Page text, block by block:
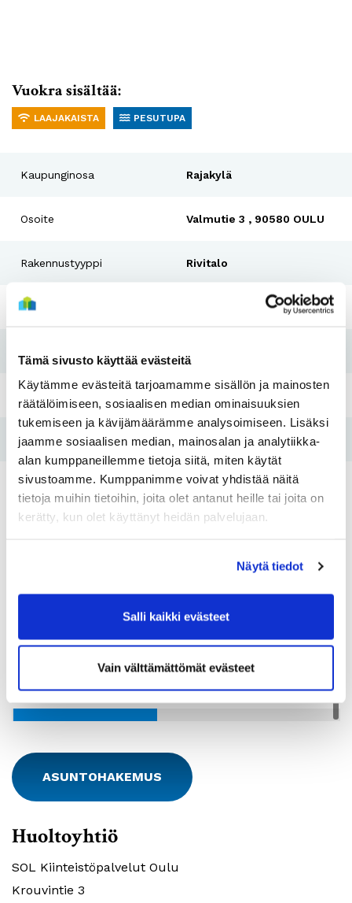
Tämä sivusto käyttää evästeitä
Käytämme evästeitä tarjoamamme sisällön ja mainosten
räätälöimiseen, sosiaalisen median ominaisuuksien
tukemiseen ja kävijämäärämme analysoimiseen. Lisäksi
jaamme sosiaalisen median, mainosalan ja analytiikka-
alan kumppaneillemme tietoja siitä, miten käytät
sivustoamme. Kumppanimme voivat yhdistää näitä
tietoja muihin tietoihin, joita olet antanut heille tai joita on
kerätty, kun olet käyttänyt heidän palvelujaan.
Näytä tiedot
Salli kaikki evästeet
Vain välttämättömät evästeet
Vuokra sisältää:
LAAJAKAISTA PESUTUPA
Kaupunginosa Rajakylä
Osoite Valmutie 3 , 90580 OULU
Rakennustyyppi Rivitalo
Rakennusvuosi
Hissi
Tulo- ja varallisuusraja Kyllä
Asunnot
ASUNTOHAKEMUS
Huoltoyhtiö
SOL Kiinteistöpalvelut Oulu
Krouvintie 3